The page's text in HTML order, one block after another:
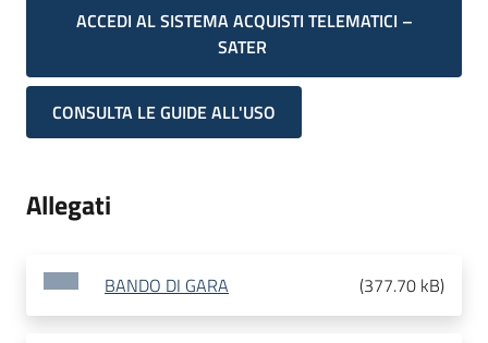
ACCEDI AL SISTEMA ACQUISTI TELEMATICI –
SATER
CONSULTA LE GUIDE ALL'USO
Allegati
BANDO DI GARA (377.70 kB)